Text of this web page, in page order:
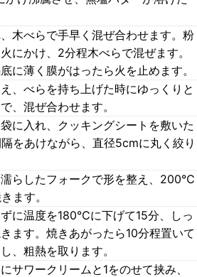
木べらで手早く混ぜ合わせます。粉
にかけ、2分程木べらで混ぜます。
に薄く膜がはったら火を止めます。
、べらを持ち上げた時にゆっくりと
、混ぜ合わせます。
に入れ、クッキングシートを敷いた
をあけながら、直径5cmに丸く絞り
らしたフォークで形を整え、200℃
ます。
に温度を180℃に下げて15分、しっ
ます。焼きあがったら10分程置いて
、粗熱を取ります。
サワークリームと1をのせて挟み、